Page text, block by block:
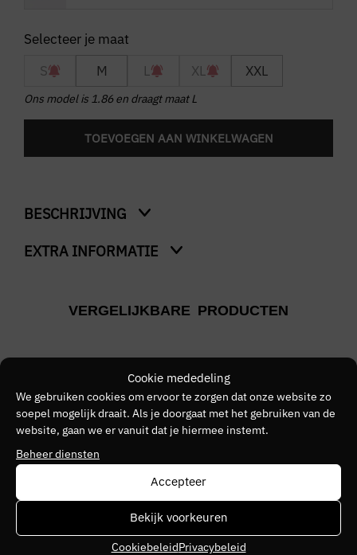
Cookie mededeling
We gebruiken cookies om ervoor te zorgen dat onze website zo
soepel mogelijk draait. Als je doorgaat met het gebruiken van de
website, gaan we er vanuit dat je hiermee instemt.
Beheer diensten
Accepteer
Bekijk voorkeuren
CookiebeleidPrivacybeleid
S M L XL XXL
Ons model is 1.86 en draagt maat L
TOEVOEGEN AAN WINKELWAGEN
BESCHRIJVING
Linen Bengal Stripe RF Shirt
EXTRA INFORMATIE
Blauw
Tommy Hilfiger
Kleurnummer
30
VZ26
Kleurgroep
VERGELIJKBARE PRODUCTEN
SALE